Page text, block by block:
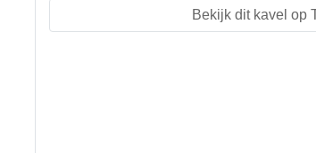
Bekijk dit kavel op